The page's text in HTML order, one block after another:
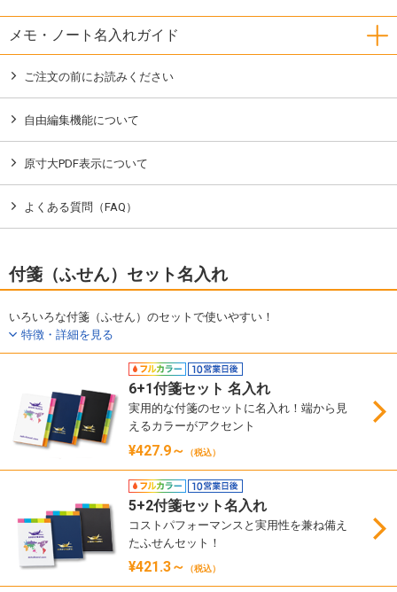
メモ・ノート名入れガイド
ご注文の前にお読みください
自由編集機能について
原寸大PDF表示について
よくある質問（FAQ）
付箋（ふせん）セット名入れ
いろいろな付箋（ふせん）のセットで使いやすい！
特徴・詳細を見る
6+1付箋セット 名入れ
実用的な付箋のセットに名入れ！端から見
えるカラーがアクセント
¥427.9～ （税込）
5+2付箋セット名入れ
コストパフォーマンスと実用性を兼ね備え
たふせんセット！
¥421.3～ （税込）